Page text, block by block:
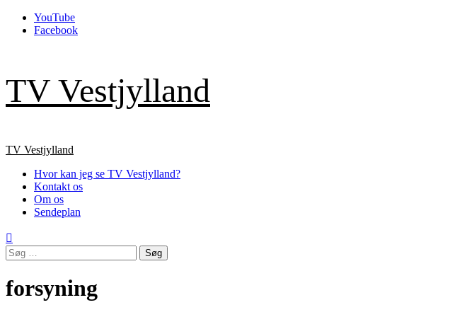
Skip
YouTube
Facebook
TV Vestjylland
Primary
TV Vestjylland
Hvor kan jeg se TV Vestjylland?
Kontakt os
Om os
Sendeplan
Søg
efter:
forsyning